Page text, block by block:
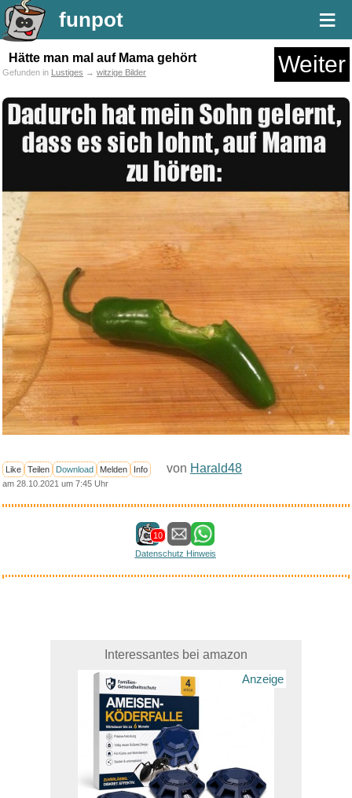
funpot ≡
Hätte man mal auf Mama gehört Weiter
Gefunden in Lustiges → witzige Bilder
Like Teilen Download Melden Info von Harald48
am 28.10.2021 um 7:45 Uhr
10
Datenschutz Hinweis
Interessantes bei amazon
Anzeige